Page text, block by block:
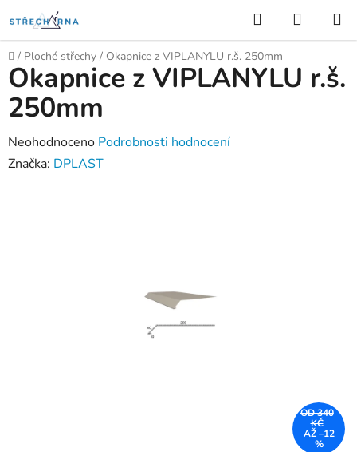
na
obsah
Hledat
KOŠÍK
Domů
/ Ploché střechy / Okapnice z VIPLANYLU r.š. 250mm
Okapnice z VIPLANYLU r.š.
250mm
Průměrné
hodnocení
Neohodnoceno Podrobnosti hodnocení
Značka: DPLAST
OD 340
KČ
AŽ –12
%